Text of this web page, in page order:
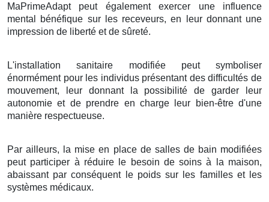
MaPrimeAdapt peut également exercer une influence
mental bénéfique sur les receveurs, en leur donnant une
impression de liberté et de sûreté.
L'installation sanitaire modifiée peut symboliser
énormément pour les individus présentant des difficultés de
mouvement, leur donnant la possibilité de garder leur
autonomie et de prendre en charge leur bien-être d'une
manière respectueuse.
Par ailleurs, la mise en place de salles de bain modifiées
peut participer à réduire le besoin de soins à la maison,
abaissant par conséquent le poids sur les familles et les
systèmes médicaux.